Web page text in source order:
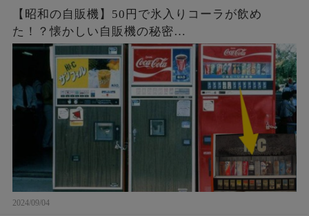
【昭和の自販機】50円で氷入りコーラが飲め
た！？懐かしい自販機の秘密…
2024/09/04